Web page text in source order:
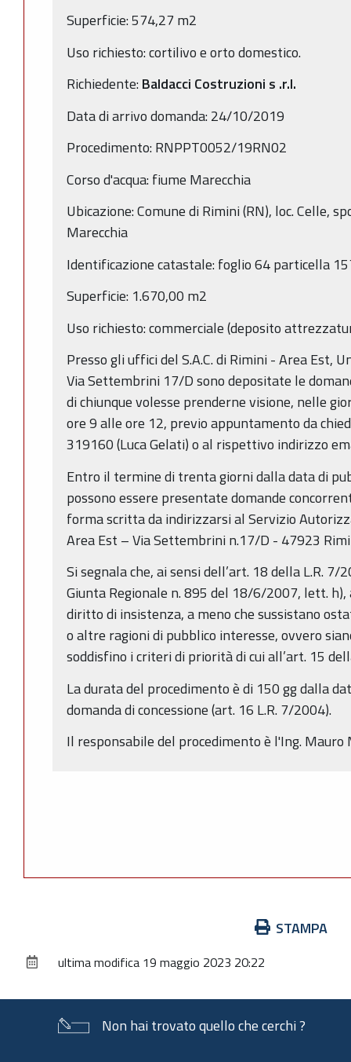
Superficie: 574,27 m2
Uso richiesto: cortilivo e orto domestico.
Richiedente:Baldacci Costruzioni s .r.l.
Data di arrivo domanda: 24/10/2019
Procedimento: RNPPT0052/19RN02
Corso d'acqua: fiume Marecchia
Ubicazione: Comune di Rimini (RN), loc. Celle,
Marecchia
Identificazione catastale: foglio 64 particella
Superficie: 1.670,00 m2
Uso richiesto: commerciale (deposito
Presso gli uffici del S.A.C. di Rimini - Area Est,
Via Settembrini 17/D sono depositate le
di chiunque volesse prenderne visione, nelle
ore 9 alle ore 12, previo appuntamento da
319160 (Luca Gelati) o al rispettivo indirizzo
Entro il termine di trenta giorni dalla data di
possono essere presentate domande
forma scritta da indirizzarsi al Servizio
Area Est – Via Settembrini n.17/D - 47923
Si segnala che, ai sensi dell’art. 18 della L.R.
Giunta Regionale n. 895 del 18/6/2007, lett.
diritto di insistenza, a meno che sussistano
o altre ragioni di pubblico interesse, ovvero
soddisfino i criteri di priorità di cui all’art. 15
La durata del procedimento è di 150 gg dalla
domanda di concessione (art. 16 L.R. 7/2004).
Il responsabile del procedimento è l'Ing.
documento
STAMPA
ultima modifica 19 maggio 2023 20:22
Non hai trovato quello che cerchi ?